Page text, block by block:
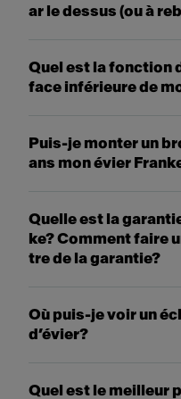
ar le dessus (ou à
Quel est la fonction
face inférieure de
Puis-je monter un
ans mon évier
Quelle est la
ke? Comment faire
tre de la garantie?
Où puis-je voir un
d’évier?
Quel est le meilleur